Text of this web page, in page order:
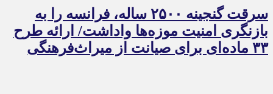
سرقت گنجینه ۲۵۰۰ ساله، فرانسه را به
بازنگری امنیت موزه‌ها واداشت/ ارائه طرح
۳۳ ماده‌ای برای صیانت از میراث‌فرهنگی